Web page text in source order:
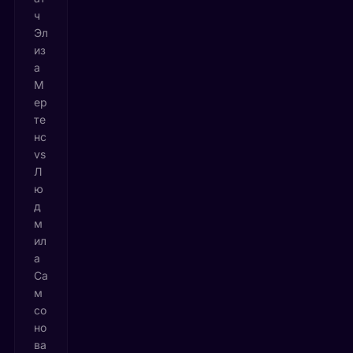
ч
Эл
из
а
М
ер
те
нс
vs
Л
ю
д
м
ил
а
Са
м
со
но
ва